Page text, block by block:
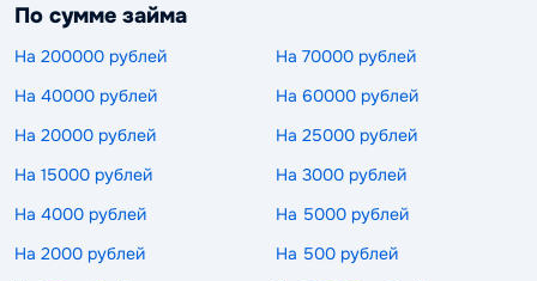
По сумме займа
На 200000 рублей
На 70000 рублей
На 40000 рублей
На 60000 рублей
На 20000 рублей
На 25000 рублей
На 15000 рублей
На 3000 рублей
На 4000 рублей
На 5000 рублей
На 2000 рублей
На 500 рублей